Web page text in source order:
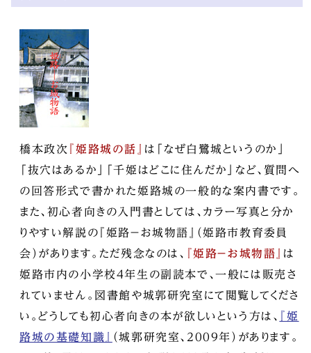
橋本政次 『姫路城の話』 は「なぜ白鷺城というのか」
「抜穴はあるか」「千姫はどこに住んだか」など、質問へ
の回答形式で書かれた姫路城の一般的な案内書です。
また、初心者向きの入門書としては、カラー写真と分か
りやすい解説の『姫路－お城物語』（姫路市教育委員
会）があります。ただ残念なのは、
『姫路－お城物語』 は
姫路市内の小学校4年生の副読本で、一般には販売さ
れていません。図書館や城郭研究室にて閲覧してくださ
い。どうしても初心者向きの本が欲しいという方は、 『姫
路城の基礎知識』
（城郭研究室、2009年）があります。